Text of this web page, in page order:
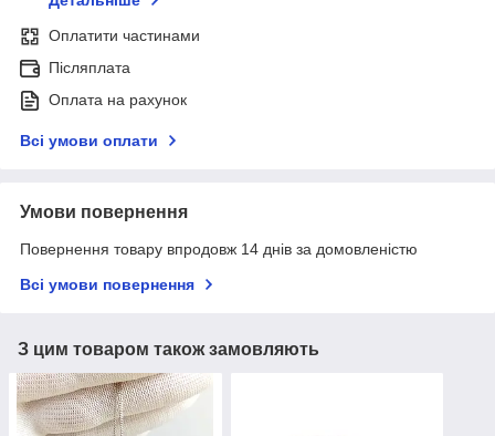
Оплатити частинами
Післяплата
Оплата на рахунок
Всі умови оплати
Умови повернення
Повернення товару впродовж 14 днів за домовленістю
Всі умови повернення
З цим товаром також замовляють